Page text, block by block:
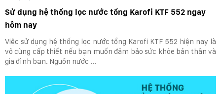
Sử dụng hệ thống lọc nước tổng Karofi KTF 552 ngay
hôm nay
Việc sử dụng hệ thống lọc nước tổng Karofi KTF 552 hiện nay là
vô cùng cấp thiết nếu bạn muốn đảm bảo sức khỏe bản thân và
gia đình bạn. Nguồn nước ...